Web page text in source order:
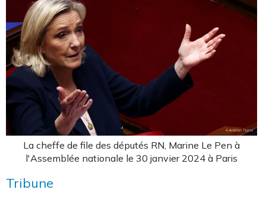
La cheffe de file des députés RN, Marine Le Pen à
l'Assemblée nationale le 30 janvier 2024 à Paris
Tribune